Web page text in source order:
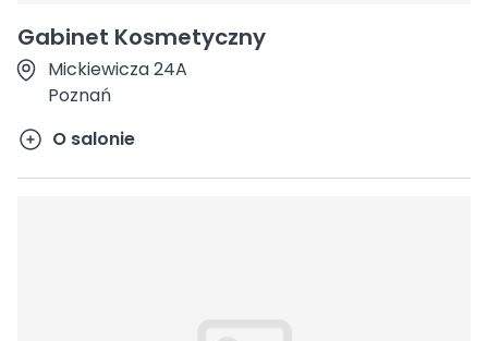
Gabinet Kosmetyczny
Mickiewicza 24A
Poznań
O salonie